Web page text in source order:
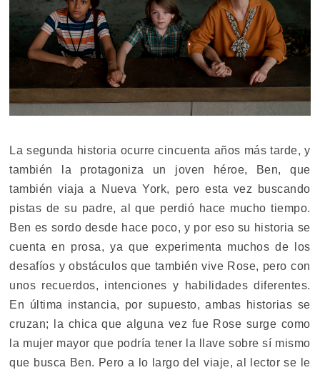
La segunda historia ocurre cincuenta años más tarde, y
también la protagoniza un joven héroe, Ben, que
también viaja a Nueva York, pero esta vez buscando
pistas de su padre, al que perdió hace mucho tiempo.
Ben es sordo desde hace poco, y por eso su historia se
cuenta en prosa, ya que experimenta muchos de los
desafíos y obstáculos que también vive Rose, pero con
unos recuerdos, intenciones y habilidades diferentes.
En última instancia, por supuesto, ambas historias se
cruzan; la chica que alguna vez fue Rose surge como
la mujer mayor que podría tener la llave sobre sí mismo
que busca Ben. Pero a lo largo del viaje, al lector se le